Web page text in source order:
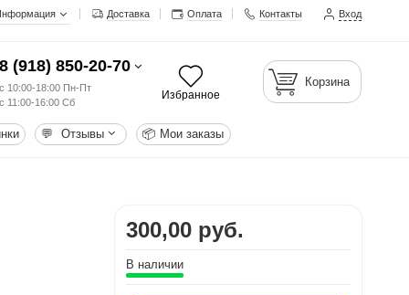
Доставка Оплата Контакты Вход
8 (918) 850-20-70
с 10:00-18:00 Пн-Пт
с 11:00-16:00 Сб
Избранное
Корзина
💬 Отзывы 📦 Мои заказы
300,00 руб.
В наличии